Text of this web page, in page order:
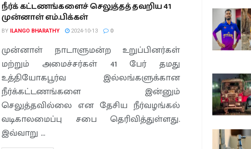
நீர்க் கட்டணங்களைச் செலுத்தத் தவறிய 41
முன்னாள் எம்.பிக்கள்
BY ILANGO BHARATHY 2024-10-13 0
முன்னாள் நாடாளுமன்ற உறுப்பினர்கள்
மற்றும் அமைச்சர்கள் 41 பேர் தமது
உத்தியோகபூர்வ இல்லங்களுக்கான
நீர்க்கட்டணங்களை இன்னும்
செலுத்தவில்லை என தேசிய நீர்வழங்கல்
வடிகாலமைப்பு சபை தெரிவித்துள்ளது.
இவ்வாறு ...